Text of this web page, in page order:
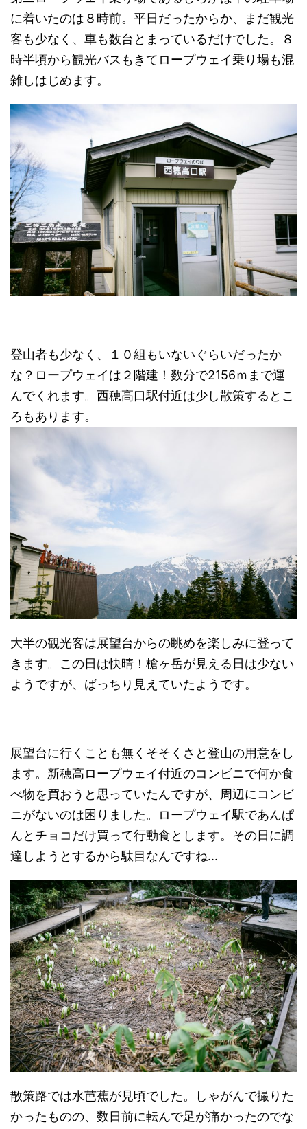
に着いたのは８時前。平日だったからか、まだ観光
客も少なく、車も数台とまっているだけでした。８
時半頃から観光バスもきてロープウェイ乗り場も混
雑しはじめます。
登山者も少なく、１０組もいないぐらいだったか
な？ロープウェイは２階建！数分で2156ｍまで運
んでくれます。西穂高口駅付近は少し散策するとこ
ろもあります。
大半の観光客は展望台からの眺めを楽しみに登って
きます。この日は快晴！槍ヶ岳が見える日は少ない
ようですが、ばっちり見えていたようです。
展望台に行くことも無くそそくさと登山の用意をし
ます。新穂高ロープウェイ付近のコンビニで何か食
べ物を買おうと思っていたんですが、周辺にコンビ
ニがないのは困りました。ロープウェイ駅であんぱ
んとチョコだけ買って行動食とします。その日に調
達しようとするから駄目なんですね...
散策路では水芭蕉が見頃でした。しゃがんで撮りた
かったものの、数日前に転んで足が痛かったのでな